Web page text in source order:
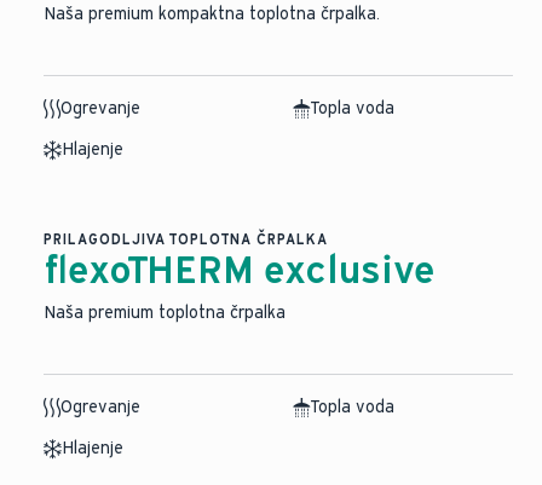
Naša premium kompaktna toplotna črpalka.
Ogrevanje
Topla voda
Hlajenje
PRILAGODLJIVA TOPLOTNA ČRPALKA
flexoTHERM exclusive
Naša premium toplotna črpalka
Ogrevanje
Topla voda
Hlajenje